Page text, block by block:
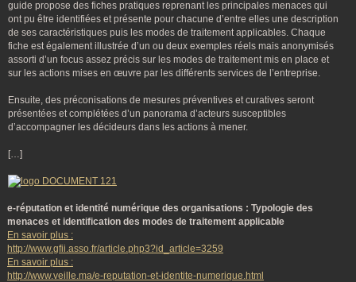
guide propose des fiches pratiques reprenant les principales menaces qui
ont pu être identifiées et présente pour chacune d’entre elles une description
de ses caractéristiques puis les modes de traitement applicables. Chaque
fiche est également illustrée d’un ou deux exemples réels mais anonymisés
assorti d’un focus assez précis sur les modes de traitement mis en place et
sur les actions mises en œuvre par les différents services de l’entreprise.
Ensuite, des préconisations de mesures préventives et curatives seront
présentées et complétées d’un panorama d’acteurs susceptibles
d’accompagner les décideurs dans les actions à mener.
[…]
e-réputation et identité numérique des organisations : Typologie des
menaces et identification des modes de traitement applicable
En savoir plus :
http://www.gfii.asso.fr/article.php3?id_article=3259
En savoir plus :
http://www.veille.ma/e-reputation-et-identite-numerique.html